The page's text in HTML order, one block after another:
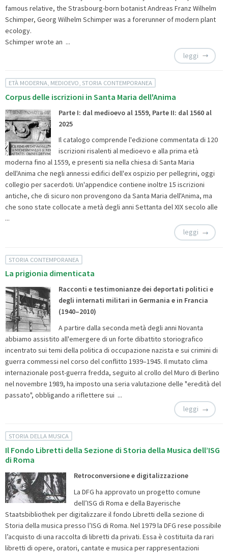
famous relative, the Strasbourg-born botanist Andreas Franz Wilhelm
Schimper, Georg Wilhelm Schimper was a forerunner of modern plant
ecology.
Schimper wrote an ...
leggi
ETÀ MODERNA, MEDIOEVO, STORIA CONTEMPORANEA
Corpus delle iscrizioni in Santa Maria dell'Anima
Parte I: dal medioevo al 1559, Parte II: dal 1560 al
2025
Il catalogo comprende l'edizione commentata di 120
iscrizioni risalenti al medioevo e alla prima età
moderna fino al 1559, e presenti sia nella chiesa di Santa Maria
dell'Anima che negli annessi edifici dell'ex ospizio per pellegrini, oggi
collegio per sacerdoti. Un'appendice contiene inoltre 15 iscrizioni
antiche, che di sicuro non provengono da Santa Maria dell'Anima, ma
che sono state collocate a metà degli anni Settanta del XIX secolo alle
...
leggi
STORIA CONTEMPORANEA
La prigionia dimenticata
Racconti e testimonianze dei deportati politici e
degli internati militari in Germania e in Francia
(1940–2010)
A partire dalla seconda metà degli anni Novanta
abbiamo assistito all'emergere di un forte dibattito storiografico
incentrato sui temi della politica di occupazione nazista e sui crimini di
guerra commessi nel corso del conflitto 1939–1945. Il mutato clima
internazionale post-guerra fredda, seguito al crollo del Muro di Berlino
nel novembre 1989, ha imposto una seria valutazione delle "eredità del
passato", obbligando a riflettere sui ...
leggi
STORIA DELLA MUSICA
Il Fondo Libretti della Sezione di Storia della Musica dell’ISG
di Roma
Retroconversione e digitalizzazione
La DFG ha approvato un progetto comune
dell’ISG di Roma e della Bayerische
Staatsbibliothek per digitalizzare il fondo Libretti della sezione di
Storia della musica presso l’ISG di Roma. Nel 1979 la DFG rese possibile
l’acquisto di una raccolta di libretti da privati. Essa è costituita da rari
libretti di opere, oratori, cantate e musica per rappresentazioni